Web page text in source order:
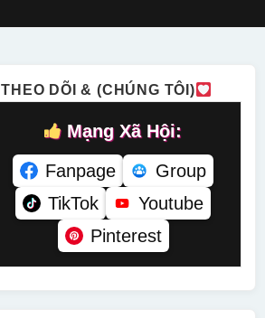
THEO DÕI & (CHÚNG TÔI)
Mạng Xã Hội:
Fanpage
Group
TikTok
Youtube
Pinterest